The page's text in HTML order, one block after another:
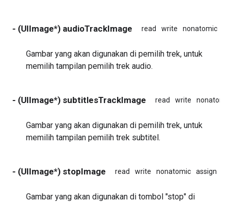
- (UIImage*) audioTrackImage read write nonatomic
Gambar yang akan digunakan di pemilih trek, untuk
memilih tampilan pemilih trek audio.
- (UIImage*) subtitlesTrackImage read write
Gambar yang akan digunakan di pemilih trek, untuk
memilih tampilan pemilih trek subtitel.
- (UIImage*) stopImage read write nonatomic assign
Gambar yang akan digunakan di tombol "stop" di